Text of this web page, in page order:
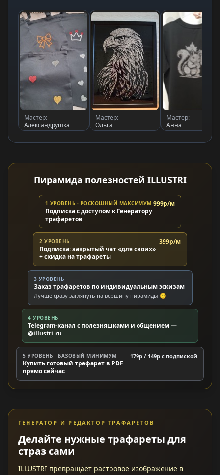
Мастер:
Александрушка
Мастер:
Ольга
Мастер:
Анна
Пирамида полезностей ILLUSTRI
1 УРОВЕНЬ · РОСКОШНЫЙ МАКСИМУМ
Подписка с доступом к Генератору
трафаретов
999р/м
2 УРОВЕНЬ
Подписка: закрытый чат «для своих»
+ скидка на трафареты
399р/м
3 УРОВЕНЬ
Заказ трафаретов по индивидуальным эскизам
Лучше сразу заглянуть на вершину пирамиды 🙂
4 УРОВЕНЬ
Telegram-канал с полезняшками и общением —
@illustri_ru
5 УРОВЕНЬ · БАЗОВЫЙ МИНИМУМ
Купить готовый трафарет в PDF
прямо сейчас
179р / 149р c подпиской
ГЕНЕРАТОР И РЕДАКТОР ТРАФАРЕТОВ
Делайте нужные трафареты для
страз сами
ILLUSTRI превращает растровое изображение в